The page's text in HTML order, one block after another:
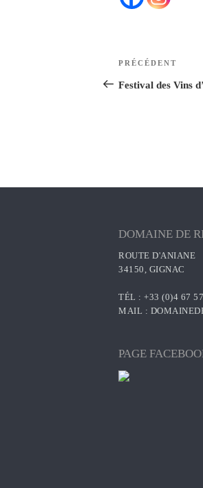
Navigation
de
Article
précédent
PRÉCÉDENT
Festival des Vins
DOMAINE DE
ROUTE D'ANIANE
34150, GIGNAC
TÉL : +33 (0)4 67
MAIL :
PAGE